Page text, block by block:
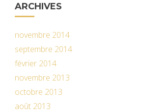
ARCHIVES
novembre 2014
septembre 2014
février 2014
novembre 2013
octobre 2013
août 2013